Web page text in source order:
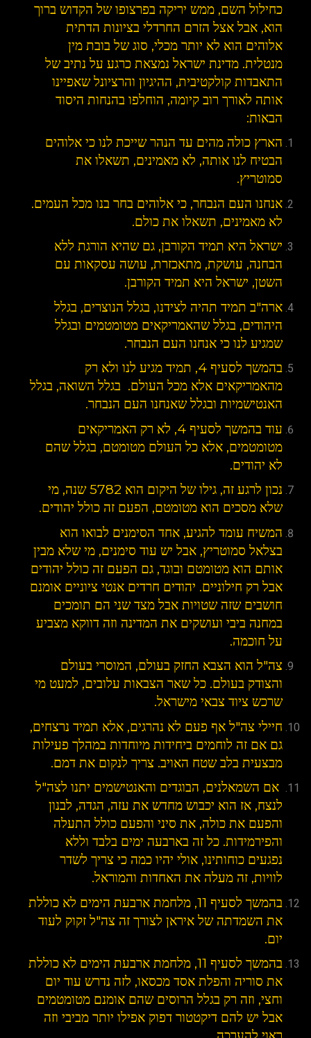
כחילול השם, ממש יריקה בפרצופו של הקדוש ברוך
הוא, אבל אצל הזרם החרדלי בציונות הדתית
אלוהים הוא לא יותר מכלי, סוג של בובת מין
מנטלית. מדינת ישראל נמצאת כרגע על נתיב של
התאבדות קולקטיבית, ההיגיון והרציונל שאפיינו
אותה לאורך רוב קיומה, הוחלפו בהנחות היסוד
הבאות:
הארץ כולה מהים עד הנהר שייכת לנו כי אלוהים
הבטיח לנו אותה, לא מאמינים, תשאלו את
סמוטריץ.
אנחנו העם הנבחר, כי אלוהים בחר בנו מכל העמים.
לא מאמינים, תשאלו את כולם.
ישראל היא תמיד הקורבן, גם שהיא הורגת ללא
הבחנה, עושקת, מתאכזרת, עושה עסקאות עם
השטן, ישראל היא תמיד הקורבן.
ארה"ב תמיד תהיה לצידנו, בגלל הנוצרים, בגלל
היהודים, בגלל שהאמריקאים מטומטמים ובגלל
שמגיע לנו כי אנחנו העם הנבחר.
בהמשך לסעיף 4, תמיד מגיע לנו ולא רק
מהאמריקאים אלא מכל העולם. בגלל השואה, בגלל
האנטישמיות ובגלל שאנחנו העם הנבחר.
עוד בהמשך לסעיף 4, לא רק האמריקאים
מטומטמים, אלא כל העולם מטומטם, בגלל שהם
לא יהודים.
נכון לרגע זה, גילו של היקום הוא 5782 שנה, מי
שלא מסכים הוא מטומטם, הפעם זה כולל יהודים.
המשיח עומד להגיע, אחד הסימנים לבואו הוא
בצלאל סמוטריץ, אבל יש עוד סימנים, מי שלא מבין
אותם הוא מטומטם ובוגד, גם הפעם זה כולל יהודים
אבל רק חילוניים. יהודים חרדים אנטי ציוניים אומנם
חושבים שזה שטויות אבל מצד שני הם תומכים
במחנה ביבי ועושקים את המדינה וזה דווקא מצביע
על חוכמה.
צה"ל הוא הצבא החזק בעולם, המוסרי בעולם
והצודק בעולם. כל שאר הצבאות עלובים, למעט מי
שרכש ציוד צבאי מישראל.
חיילי צה"ל אף פעם לא נהרגים, אלא תמיד נרצחים,
גם אם זה לוחמים ביחידות מיוחדות במהלך פעילות
מבצעית בלב שטח האויב. צריך לנקום את דמם.
אם השמאלנים, הבוגדים והאנטישמים יתנו לצה"ל
לנצח, אז הוא יכבוש מחדש את עזה, הגדה, לבנון
והפעם את כולה, את סיני והפעם כולל התעלה
והפירמידות. כל זה בארבעה ימים בלבד וללא
נפגעים כוחותינו, אולי יהיו כמה כי צריך לשדר
לוויות, זה מעלה את האחדות והמוראל.
בהמשך לסעיף 11, מלחמת ארבעת הימים לא כוללת
את השמדתה של איראן לצורך זה צה"ל זקוק לעוד
יום.
בהמשך לסעיף 11, מלחמת ארבעת הימים לא כוללת
את סוריה והפלת אסד מכסאו, לזה נדרש עוד יום
וחצי, וזה רק בגלל הרוסים שהם אומנם מטומטמים
אבל יש להם דיקטטור דפוק אפילו יותר מביבי וזה